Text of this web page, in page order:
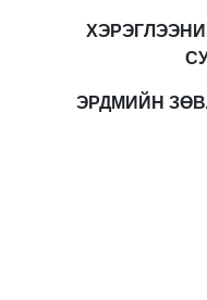
ЭРДМИЙН